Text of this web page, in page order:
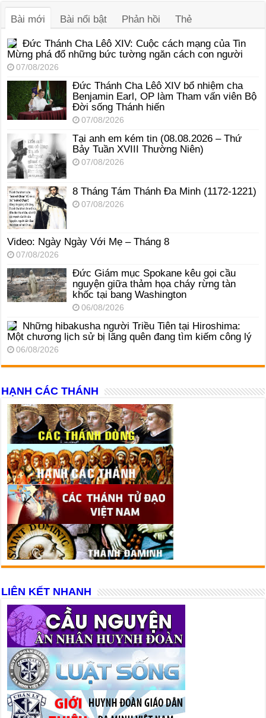
Bài mới Bài nổi bật Phản hồi Thẻ
Đức Thánh Cha Lêô XIV: Cuộc cách mạng của Tin
Mừng phá đổ những bức tường ngăn cách con người
07/08/2026
Đức Thánh Cha Lêô XIV bổ nhiệm cha
Benjamin Earl, OP làm Tham vấn viên Bộ
Đời sống Thánh hiến
07/08/2026
Tại anh em kém tin (08.08.2026 – Thứ
Bảy Tuần XVIII Thường Niên)
07/08/2026
8 Tháng Tám Thánh Ða Minh (1172-1221)
07/08/2026
Video: Ngày Ngày Với Mẹ – Tháng 8
07/08/2026
Đức Giám mục Spokane kêu gọi cầu
nguyện giữa thảm họa cháy rừng tàn
khốc tại bang Washington
06/08/2026
Những hibakusha người Triều Tiên tại Hiroshima:
Một chương lịch sử bị lãng quên đang tìm kiếm công lý
06/08/2026
HẠNH CÁC THÁNH
LIÊN KẾT NHANH